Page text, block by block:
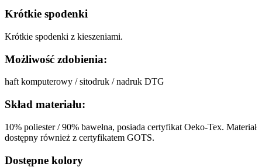
Krótkie spodenki
Krótkie spodenki z kieszeniami.
Możliwość zdobienia:
haft komputerowy / sitodruk / nadruk DTG
Skład materiału:
10% poliester / 90% bawełna, posiada certyfikat Oeko-Tex. Materiał
dostępny również z certyfikatem GOTS.
Dostępne kolory